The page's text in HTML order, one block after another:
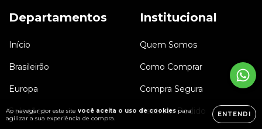
Ao navegar por este site você aceita o uso de cookies para
agilizar a sua experiência de compra.
ENTENDI
Departamentos
Início
Brasileirão
Europa
Seleções
Institucional
Quem Somos
Como Comprar
Compra Segura
Rastrear Pedido